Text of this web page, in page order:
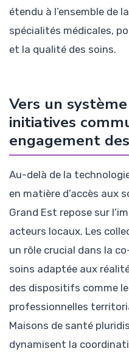
étendu à l’ensemble de
spécialités médicales,
et la qualité des soins.
Vers un
initiatives
engagement
Au-delà de la
en matière d’accès aux
Grand Est repose sur
acteurs locaux. Les
un rôle crucial dans la
soins adaptée aux
des dispositifs comme
professionnelles
Maisons de santé
dynamisent la